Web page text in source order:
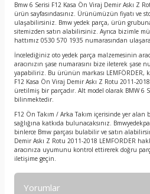
Bmw 6 Serisi F12 Kasa Ön Viraj Demir Askı Z
ürün sayfasındasınız. Ürünümüzün fiyatı ve
ulaşabilirsiniz. Bmw yedek parça, ürün
sitemizden satın alabilirsiniz. Ayrıca bizimle
hattımız 0530 570 1935 numarasından
İncelediğiniz oto yedek parça malzemesinin
aracınızın şase numarasını bize ileterek şase
yapabiliriz. Bu ürünün markası LEMFÖRDER,
F12 Kasa Ön Viraj Demir Askı Z Rotu 2011-
üretilmiş bir parçadır. Alt model olarak BMW 6
bilinmektedir.
F12 Ön Takım / Arka Takım içerisinde yer alan
sağlığına katkıda bulunacaksınız.
binlerce Bmw parçası bulabilir ve satın
Demir Askı Z Rotu 2011-2018 LEMFORDER
aracınıza uyumunu kontrol ettirerek doğru
iletişime geçin.
Yorumlar